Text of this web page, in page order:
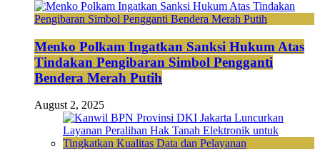
Menko Polkam Ingatkan Sanksi Hukum Atas
Tindakan Pengibaran Simbol Pengganti
Bendera Merah Putih
August 2, 2025